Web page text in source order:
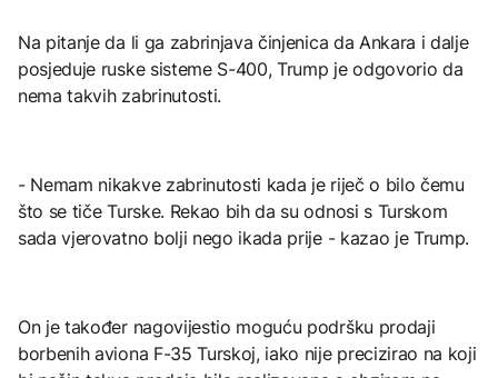
Na pitanje da li ga zabrinjava činjenica da Ankara i dalje
posjeduje ruske sisteme S-400, Trump je odgovorio da
nema takvih zabrinutosti.
- Nemam nikakve zabrinutosti kada je riječ o bilo čemu
što se tiče Turske. Rekao bih da su odnosi s Turskom
sada vjerovatno bolji nego ikada prije - kazao je Trump.
On je također nagovijestio moguću podršku prodaji
borbenih aviona F-35 Turskoj, iako nije precizirao na koji